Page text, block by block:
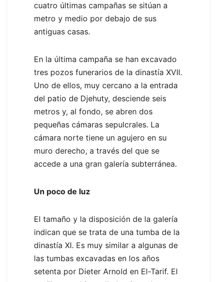
cuatro últimas campañas se sitúan a
metro y medio por debajo de sus
antiguas casas.
En la última campaña se han excavado
tres pozos funerarios de la dinastía XVII.
Uno de ellos, muy cercano a la entrada
del patio de Djehuty, desciende seis
metros y, al fondo, se abren dos
pequeñas cámaras sepulcrales. La
cámara norte tiene un agujero en su
muro derecho, a través del que se
accede a una gran galería subterránea.
Un poco de luz
El tamaño y la disposición de la galería
indican que se trata de una tumba de la
dinastía XI. Es muy similar a algunas de
las tumbas excavadas en los años
setenta por Dieter Arnold en El-Tarif. El